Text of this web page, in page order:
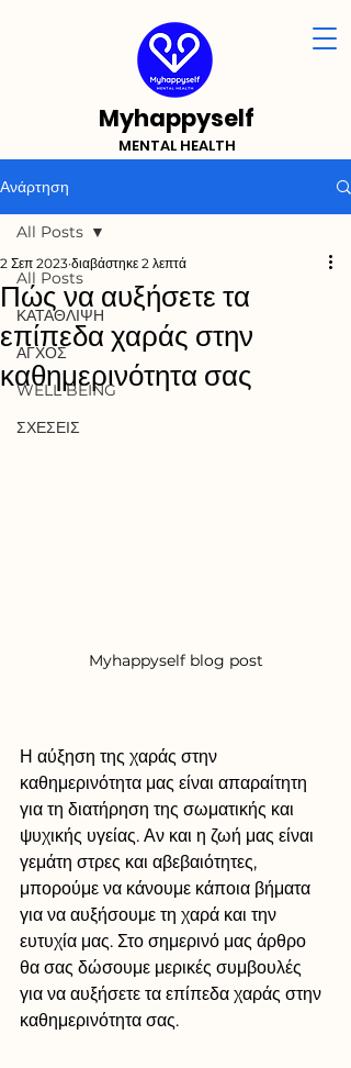
Myhappyself
MENTAL HEALTH
Ανάρτηση
All Posts
ΚΑΤΑΘΛΙΨΗ
ΑΓΧΟΣ
WELL BEING
ΣΧΕΣΕΙΣ
All Posts
Πώς να αυξήσετε τα
επίπεδα χαράς στην
καθημερινότητα σας
2 Σεπ 2023 διαβάστηκε 2 λεπτά
Myhappyself blog post
Η αύξηση της χαράς στην
καθημερινότητα μας είναι απαραίτητη
για τη διατήρηση της σωματικής και
ψυχικής υγείας. Αν και η ζωή μας είναι
γεμάτη στρες και αβεβαιότητες,
μπορούμε να κάνουμε κάποια βήματα
για να αυξήσουμε τη χαρά και την
ευτυχία μας. Στο σημερινό μας άρθρο
θα σας δώσουμε μερικές συμβουλές
για να αυξήσετε τα επίπεδα χαράς στην
καθημερινότητα σας.